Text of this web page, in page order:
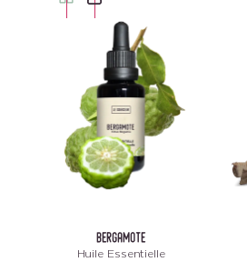
bergamote
Huile Essentielle